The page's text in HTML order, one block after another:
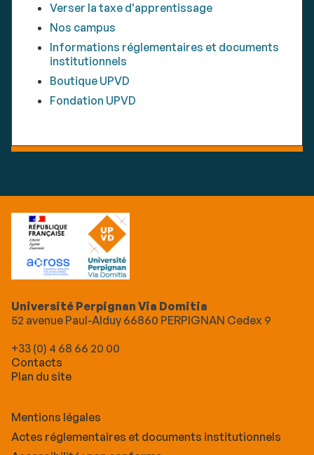
Verser la taxe d'apprentissage
Nos campus
Informations réglementaires et documents
institutionnels
Boutique UPVD
Fondation UPVD
Université Perpignan Via Domitia
52 avenue Paul-Alduy 66860 PERPIGNAN Cedex 9
+33 (0) 4 68 66 20 00
Contacts
Plan du site
Mentions légales
Actes réglementaires et documents institutionnels